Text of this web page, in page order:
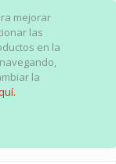
mejorar
las
en la
la